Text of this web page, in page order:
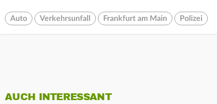
Auto Verkehrsunfall Frankfurt am Main Polizei
AUCH INTERESSANT